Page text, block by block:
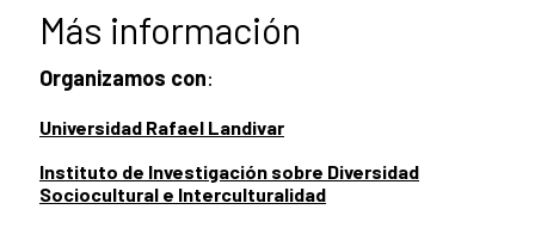
Más información
Organizamos con:
Universidad Rafael Landivar
Instituto de Investigación sobre Diversidad
Sociocultural e Interculturalidad